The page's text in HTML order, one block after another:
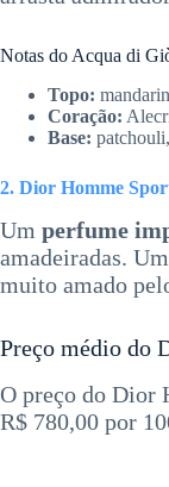
Notas do Acqua di
Topo:
Coração:
Base:
2. Dior Homme
Um perfume
amadeiradas.
muito amado
Preço médio do
O preço do Dior
R$ 780,00 por